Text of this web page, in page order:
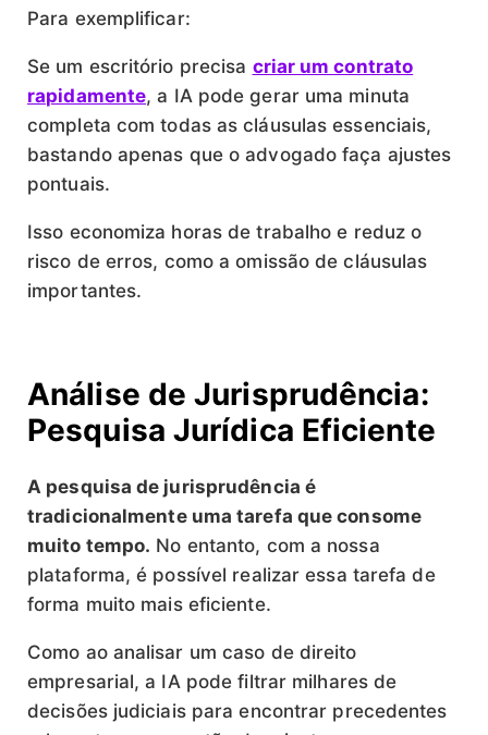
Para exemplificar:
Se um escritório precisa criar um contrato
rapidamente, a IA pode gerar uma minuta
completa com todas as cláusulas essenciais,
bastando apenas que o advogado faça ajustes
pontuais.
Isso economiza horas de trabalho e reduz o
risco de erros, como a omissão de cláusulas
importantes.
Análise de Jurisprudência:
Pesquisa Jurídica Eficiente
A pesquisa de jurisprudência é
tradicionalmente uma tarefa que consome
muito tempo. No entanto, com a nossa
plataforma, é possível realizar essa tarefa de
forma muito mais eficiente.
Como ao analisar um caso de direito
empresarial, a IA pode filtrar milhares de
decisões judiciais para encontrar precedentes